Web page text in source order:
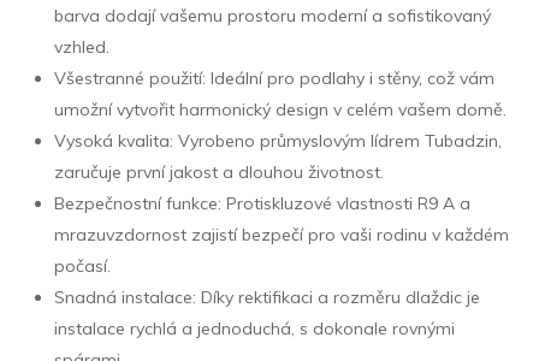
barva dodají vašemu prostoru moderní a sofistikovaný
vzhled.
Všestranné použití: Ideální pro podlahy i stěny, což vám
umožní vytvořit harmonický design v celém vašem domě.
Vysoká kvalita: Vyrobeno průmyslovým lídrem Tubadzin,
zaručuje první jakost a dlouhou životnost.
Bezpečnostní funkce: Protiskluzové vlastnosti R9 A a
mrazuvzdornost zajistí bezpečí pro vaši rodinu v každém
počasí.
Snadná instalace: Díky rektifikaci a rozměru dlaždic je
instalace rychlá a jednoduchá, s dokonale rovnými